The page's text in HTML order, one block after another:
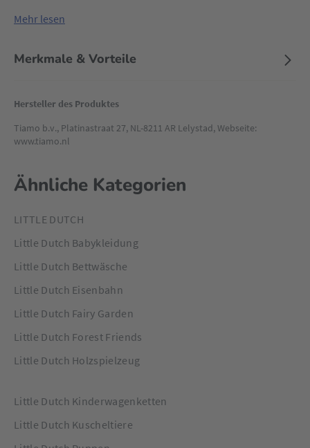
Mehr lesen
Merkmale & Vorteile
Hersteller des Produktes
Tiamo b.v., Platinastraat 27, NL-8211 AR Lelystad, Webseite:
www.tiamo.nl
Ähnliche Kategorien
LITTLE DUTCH
Little Dutch Babykleidung
Little Dutch Bettwäsche
Little Dutch Eisenbahn
Little Dutch Fairy Garden
Little Dutch Forest Friends
Little Dutch Holzspielzeug
Little Dutch Kinderwagenketten
Little Dutch Kuscheltiere